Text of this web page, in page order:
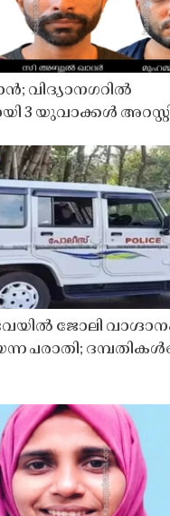
വിദ്യാനഗറിൽ
3 യുവാക്കൾ
ജോലി
പരാതി;